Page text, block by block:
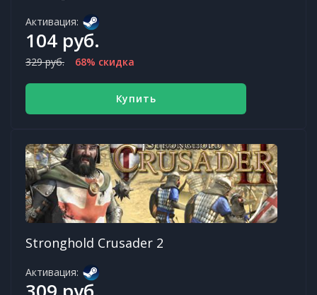
Активация:
104 руб.
329 руб. 68% скидка
Купить
Stronghold Crusader 2
Активация: